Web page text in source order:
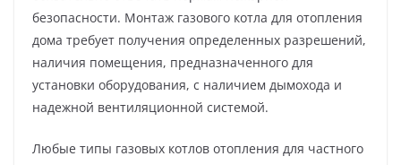
безопасности. Монтаж газового котла для отопления
дома требует получения определенных разрешений,
наличия помещения, предназначенного для
установки оборудования, с наличием дымохода и
надежной вентиляционной системой.
Любые типы газовых котлов отопления для частного